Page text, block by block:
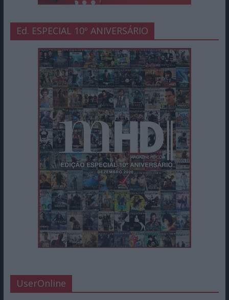
Ed. ESPECIAL 10º ANIVERSÁRIO
UserOnline